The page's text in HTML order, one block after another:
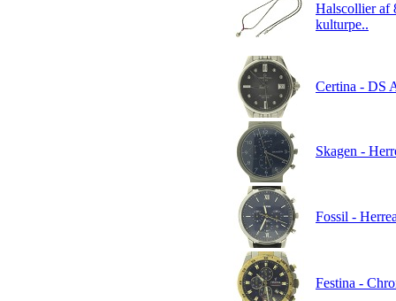
Halscollier af
kulturpe..
Certina - DS
Skagen -
Fossil -
Festina -